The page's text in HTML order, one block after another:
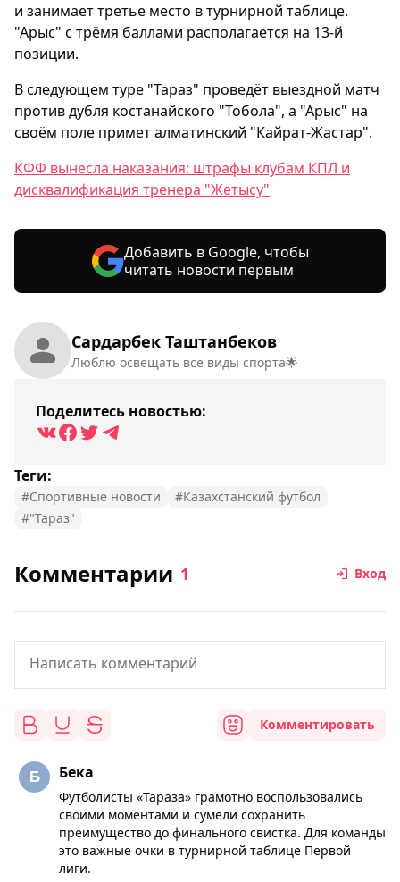
Сардарбек Таштанбеков
Люблю освещать все виды спорта🌟
Поделитесь новостью:
Теги:
#Спортивные новости
#Казахстанский футбол
#"Тараз"
и занимает третье место в турнирной таблице.
"Арыс" с трёмя баллами располагается на 13-й
позиции.
В следующем туре "Тараз" проведёт выездной матч
против дубля костанайского "Тобола", а "Арыс" на
своём поле примет алматинский "Кайрат-Жастар".
КФФ вынесла наказания: штрафы клубам КПЛ и
дисквалификация тренера "Жетысу"
Добавить в Google, чтобы
читать новости первым
Комментарии 1 Вход
Комментировать
Бека
Футболисты «Тараза» грамотно воспользовались
своими моментами и сумели сохранить
преимущество до финального свистка. Для команды
это важные очки в турнирной таблице Первой
лиги.